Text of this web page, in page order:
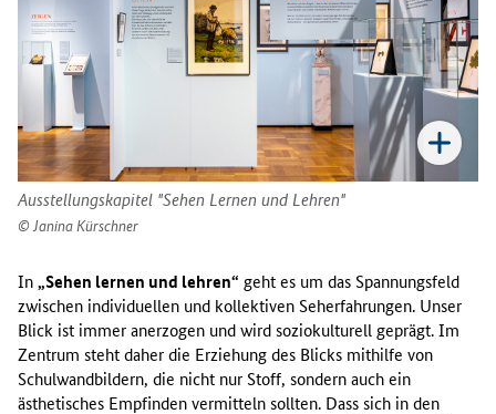
Ausstellungskapitel "Sehen Lernen und Lehren"
Janina Kürschner
In„Sehen lernen und lehren“ geht es um das Spannungsfeld
zwischen individuellen und kollektiven Seherfahrungen. Unser
Blick ist immer anerzogen und wird soziokulturell geprägt. Im
Zentrum steht daher die Erziehung des Blicks mithilfe von
Schulwandbildern, die nicht nur Stoff, sondern auch ein
ästhetisches Empfinden vermitteln sollten. Dass sich in den